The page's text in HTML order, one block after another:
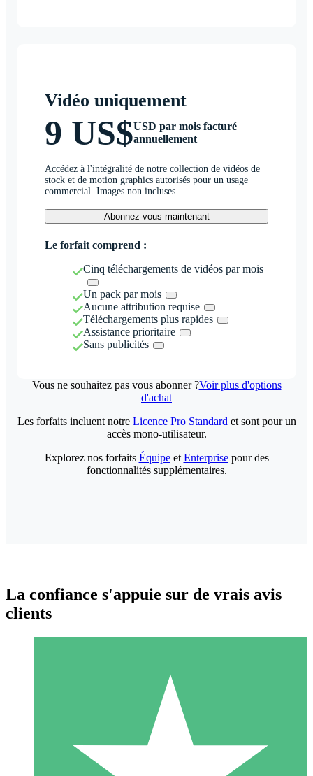
Vidéo uniquement
9 US$USD par mois facturé
annuellement
Accédez à l'intégralité de notre collection de vidéos de
stock et de motion graphics autorisés pour un usage
commercial. Images non incluses.
Abonnez-vous maintenant
Le forfait comprend :
Cinq téléchargements de vidéos par mois
Un pack par mois
Aucune attribution requise
Téléchargements plus rapides
Assistance prioritaire
Sans publicités
Vous ne souhaitez pas vous abonner ?Voir plus d'options
d'achat
Packs de Crédits Individuels
Payez à l'utilisation avec des crédits de téléchargement. Sans
Les forfaits incluent notre Licence Pro Standard et sont pour un
accès mono-utilisateur.
Explorez nos forfaits Équipeet Enterprisepour des
fonctionnalités supplémentaires.
La confiance s'appuie sur de vrais avis
clients